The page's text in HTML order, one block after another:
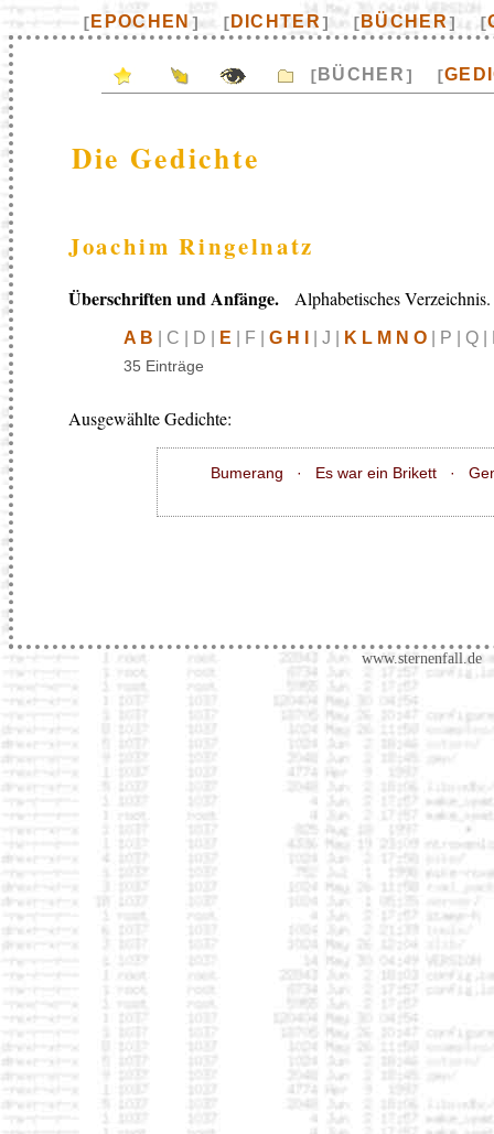
[ EPOCHEN ] [ DICHTER] [ BÜCHER] [
[ BÜCHER] [
Die Gedichte
Joachim Ringelnatz
Überschriften und Anfänge. Alphabetisches Verzeichnis.
A B | C | D | E | F | G H I | J | K L M N O | P | Q
35 Einträge
Ausgewählte Gedichte:
Bumerang · Es war ein Brikett ·
www.sternenfall.de